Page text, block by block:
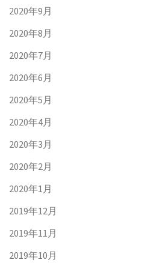
2020年9月
2020年8月
2020年7月
2020年6月
2020年5月
2020年4月
2020年3月
2020年2月
2020年1月
2019年12月
2019年11月
2019年10月